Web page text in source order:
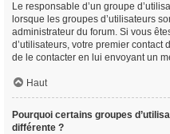
Le responsable d’un groupe
lorsque les groupes d’utilisateurs
administrateur du forum. Si vous
d’utilisateurs, votre premier contact
de le contacter en lui envoyant un
Haut
Pourquoi certains groupes
différente ?